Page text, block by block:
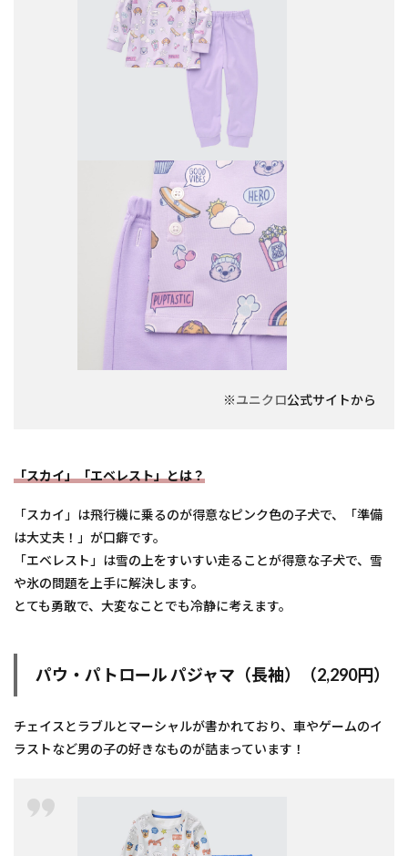
※ユニクロ公式サイトから
「スカイ」「エベレスト」とは？
「スカイ」は飛行機に乗るのが得意なピンク色の子犬で、「準備
は大丈夫！」が口癖です。
「エベレスト」は雪の上をすいすい走ることが得意な子犬で、雪
や氷の問題を上手に解決します。
とても勇敢で、大変なことでも冷静に考えます。
パウ・パトロール パジャマ（長袖）（2,290円）
チェイスとラブルとマーシャルが書かれており、車やゲームのイ
ラストなど男の子の好きなものが詰まっています！